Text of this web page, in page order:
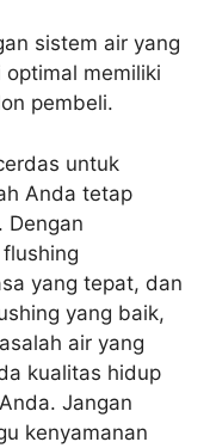
sistem air yang
memiliki
pembeli.
untuk
Anda tetap
Dengan
yang tepat, dan
yang baik,
air yang
kualitas hidup
Jangan
kenyamanan